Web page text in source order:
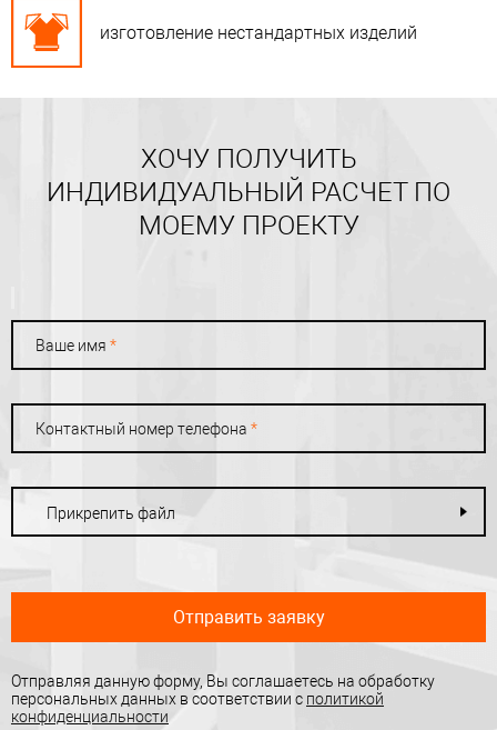
изготовление нестандартных изделий
ХОЧУ ПОЛУЧИТЬ
ИНДИВИДУАЛЬНЫЙ РАСЧЕТ ПО
МОЕМУ ПРОЕКТУ
Ваше имя *
Контактный номер телефона *
Прикрепить файл
Отправить заявку
Отправляя данную форму, Вы соглашаетесь на обработку
персональных данных в соответствии с политикой
конфиденциальности